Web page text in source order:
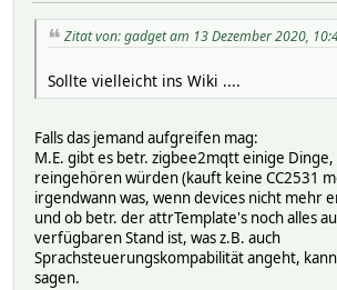
Zitat von: gadget am 13 Dezember 2020,
Sollte vielleicht ins Wiki ....
Falls das jemand aufgreifen mag:
M.E. gibt es betr. zigbee2mqtt einige Dinge,
reingehören würden (kauft keine CC2531
irgendwann was, wenn devices nicht mehr
und ob betr. der attrTemplate's noch alles
verfügbaren Stand ist, was z.B. auch
Sprachsteuerungskompabilität angeht,
sagen.